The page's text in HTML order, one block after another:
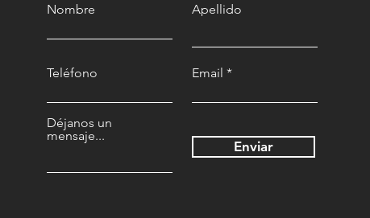
Nombre Apellido
Teléfono Email
Déjanos un
mensaje...
Enviar